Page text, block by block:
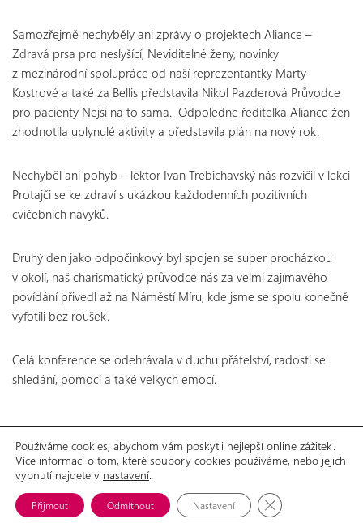
Samozřejmě nechyběly ani zprávy o projektech Aliance –
Zdravá prsa pro neslyšící, Neviditelné ženy, novinky
z mezinárodní spolupráce od naší reprezentantky Marty
Kostrové a také za Bellis představila Nikol Pazderová Průvodce
pro pacienty Nejsi na to sama. Odpoledne ředitelka Aliance žen
zhodnotila uplynulé aktivity a představila plán na nový rok.
Nechyběl ani pohyb – lektor Ivan Trebichavský nás rozvičil v lekci
Protajči se ke zdraví s ukázkou každodenních pozitivních
cvičebních návyků.
Druhý den jako odpočinkový byl spojen se super procházkou
v okolí, náš charismatický průvodce nás za velmi zajímavého
povídání přivedl až na Náměstí Míru, kde jsme se spolu konečně
vyfotili bez roušek.
Celá konference se odehrávala v duchu přátelství, radosti se
shledání, pomoci a také velkých emocí.
© 2026 Aliance žen s rakovinou prsu, o.p.s.
GDPR
Prohlášení o přístupnosti
Možnosti spolupráce
Používáme cookies, abychom vám poskytli nejlepší online zážitek.
Více informací o tom, které soubory cookies používáme, nebo jejich
vypnutí najdete v nastavení.
Přijmout Odmítnout Nastavení Zavřít cookie lištu